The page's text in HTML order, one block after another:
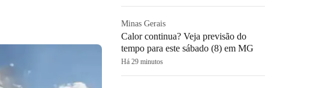
Minas Gerais
Calor continua? Veja previsão do
tempo para este sábado (8) em MG
Há 29 minutos